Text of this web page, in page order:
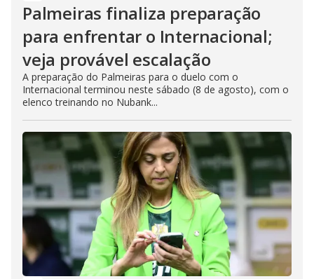
Palmeiras finaliza preparação
para enfrentar o Internacional;
veja provável escalação
A preparação do Palmeiras para o duelo com o
Internacional terminou neste sábado (8 de agosto), com o
elenco treinando no Nubank...